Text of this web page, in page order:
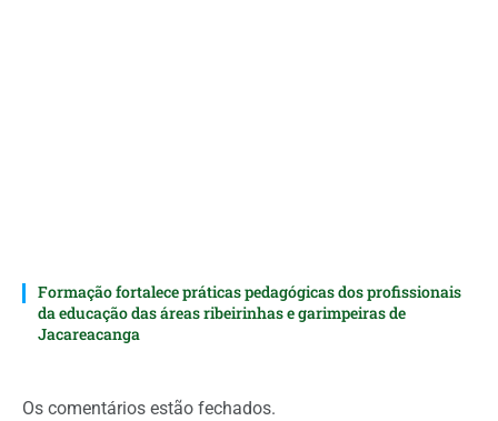
Formação fortalece práticas pedagógicas dos profissionais
da educação das áreas ribeirinhas e garimpeiras de
Jacareacanga
Os comentários estão fechados.